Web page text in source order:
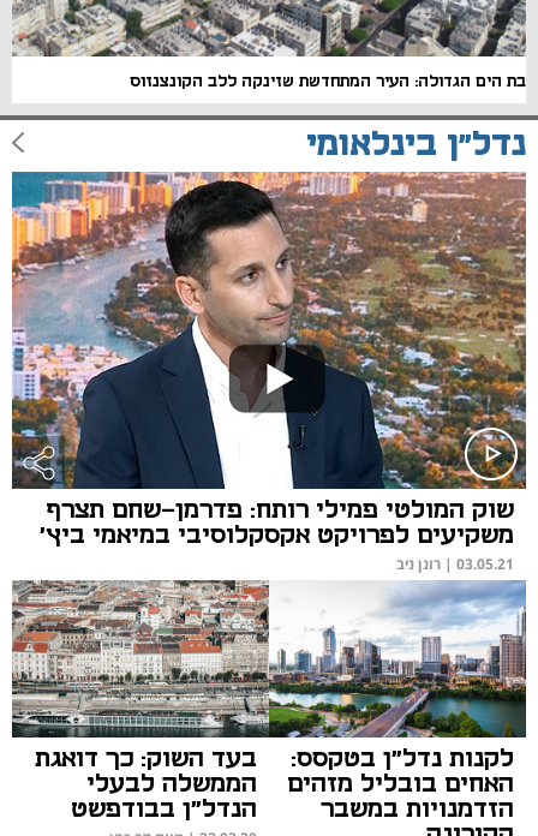
בת הים הגדולה: העיר המתחדשת שזינקה ללב הקונצנזוס
נדל"ן בינלאומי
שוק המולטי פמילי רותח: פדרמן-שחם תצרף
משקיעים לפרויקט אקסקלוסיבי במיאמי ביץ'
03.05.21
| רונן ניב
לקנות נדל"ן בטקסס:
האחים בובליל מזהים
הזדמנויות במשבר
בעד השוק: כך דואגת
הממשלה לבעלי
הנדל"ן בבודפשט